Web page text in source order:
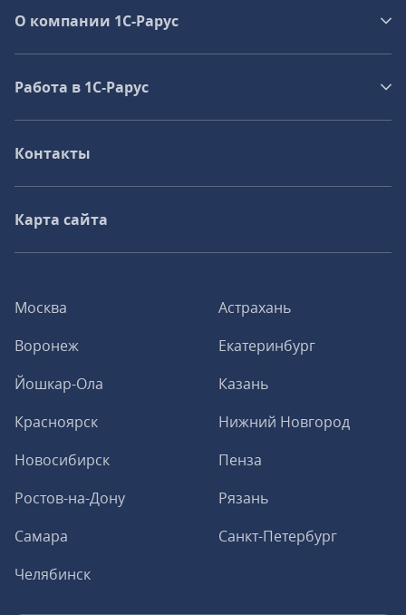
Москва
Астрахань
Воронеж
Екатеринбург
Йошкар-Ола
Казань
Красноярск
Нижний Новгород
Новосибирск
Пенза
Ростов-на-Дону
Рязань
Самара
Санкт-Петербург
Челябинск
О компании 1C-Рарус
Работа в 1С‑Рарус
Контакты
Карта сайта